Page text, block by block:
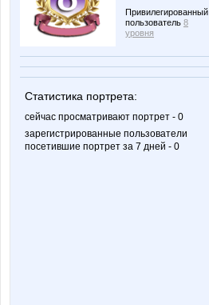
Привилегированный
пользователь 8
уровня
Статистика портрета:
сейчас просматривают портрет - 0
зарегистрированные пользователи
посетившие портрет за 7 дней - 0